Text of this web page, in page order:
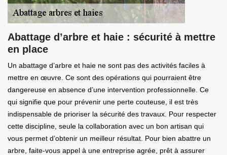
Abattage d’arbre et haie : sécurité à mettre
en place
Un abattage d’arbre et haie ne sont pas des activités faciles à
mettre en œuvre. Ce sont des opérations qui pourraient être
dangereuse en absence d’une intervention professionnelle. Ce
qui signifie que pour prévenir une perte couteuse, il est très
indispensable de prioriser la sécurité des travaux. Pour respecter
cette discipline, seule la collaboration avec un bon artisan qui
vous permet d’obtenir un meilleur résultat. Pour bien abattre un
arbre, faite-vous appel à une entreprise agrée, prêt à assurer